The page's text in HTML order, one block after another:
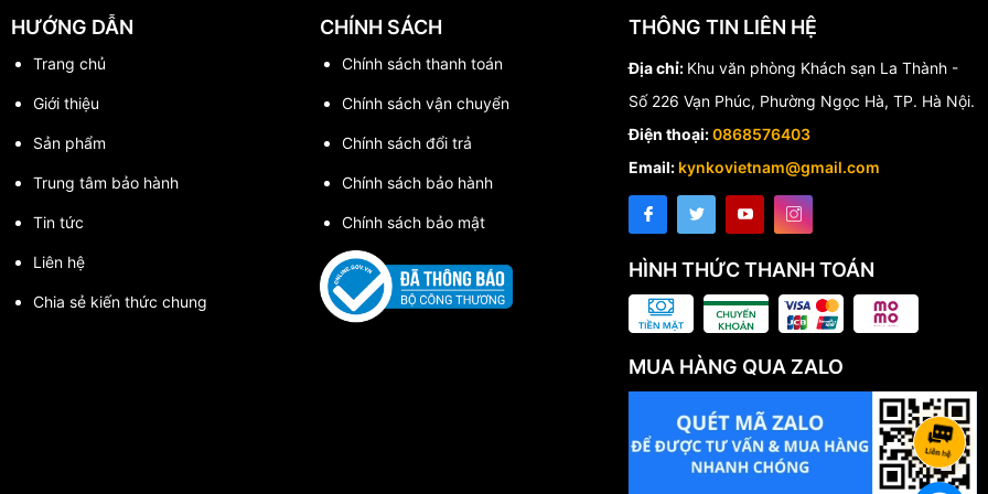
ốc tải trung–nặng cho phụ kiện kính, tay vịn, kệ, bản lề, chốt nẹp.
tròn – gọn – ít mẻ.
ích khi thi công ở tư thế khó (trên cao/góc hẹp).
thấp–trung bình và làm mát liên tục bằng nước.
kiện phòng tắm/nhà bếp, chốt nẹp.
kính cường lực sau tôi nhiệt).
HƯỚNG DẪN
Trang chủ
Giới thiệu
Sản phẩm
Trung tâm bảo hành
Tin tức
Liên hệ
Chia sẻ kiến thức chung
CHÍNH SÁCH
Chính sách thanh toán
Chính sách vận chuyển
Chính sách đổi trả
Chính sách bảo hành
Chính sách bảo mật
THÔNG TIN LIÊN HỆ
Địa chỉ: Khu văn phòng Khách sạn La Thành -
Số 226 Vạn Phúc, Phường Ngọc Hà, TP. Hà Nội.
Điện thoại:0868576403
Email: kynkovietnam@gmail.com
HÌNH THỨC THANH TOÁN
MUA HÀNG QUA ZALO